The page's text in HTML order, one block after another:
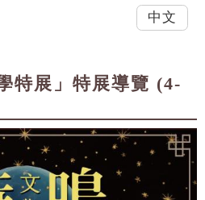
中文
特展」特展導覽 (4-